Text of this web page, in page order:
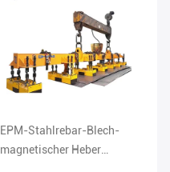
EPM-Stahlrebar-Blech-
magnetischer Heber